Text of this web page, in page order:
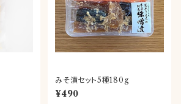
みそ漬セット5種180g
¥490